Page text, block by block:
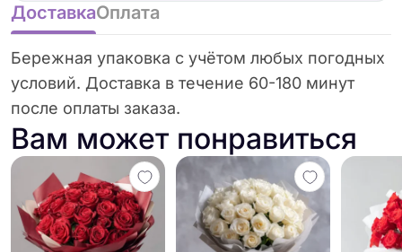
ДоставкаОплата
Бережная упаковка с учётом любых погодных
условий. Доставка в течение 60-180 минут
после оплаты заказа.
Вам может понравиться